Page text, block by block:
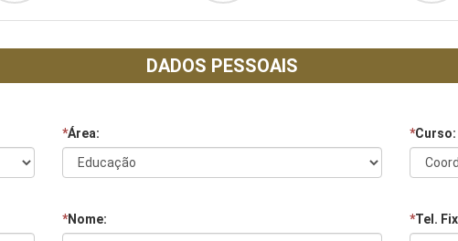
DADOS PESSOAIS
*Área: *Curso:
*Nome: *Tel.